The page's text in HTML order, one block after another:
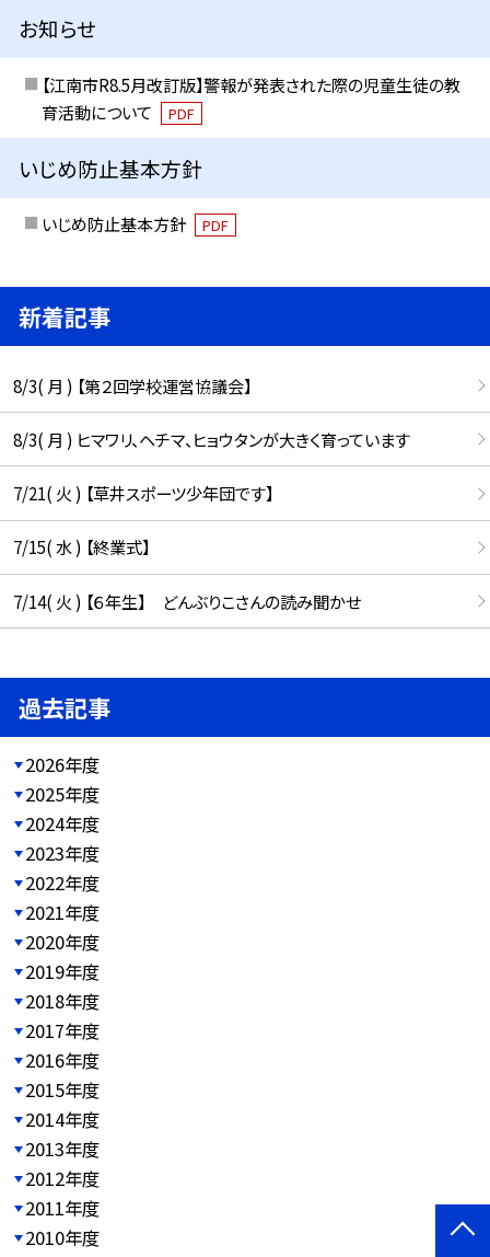
お知らせ
【江南市R8.5月改訂版】警報が発表された際の児童生徒の教
育活動について
PDF
いじめ防止基本方針
いじめ防止基本方針 PDF
新着記事
8/3( 月 ) 【第２回学校運営協議会】
8/3( 月 ) ヒマワリ、ヘチマ、ヒョウタンが大きく育っています
7/21( 火 ) 【草井スポーツ少年団です】
7/15( 水 ) 【終業式】
7/14( 火 ) 【６年生】 どんぶりこさんの読み聞かせ
過去記事
2026年度
2025年度
2024年度
2023年度
2022年度
2021年度
2020年度
2019年度
2018年度
2017年度
2016年度
2015年度
2014年度
2013年度
2012年度
2011年度
2010年度